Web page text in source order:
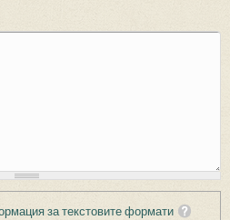
за текстовите формати